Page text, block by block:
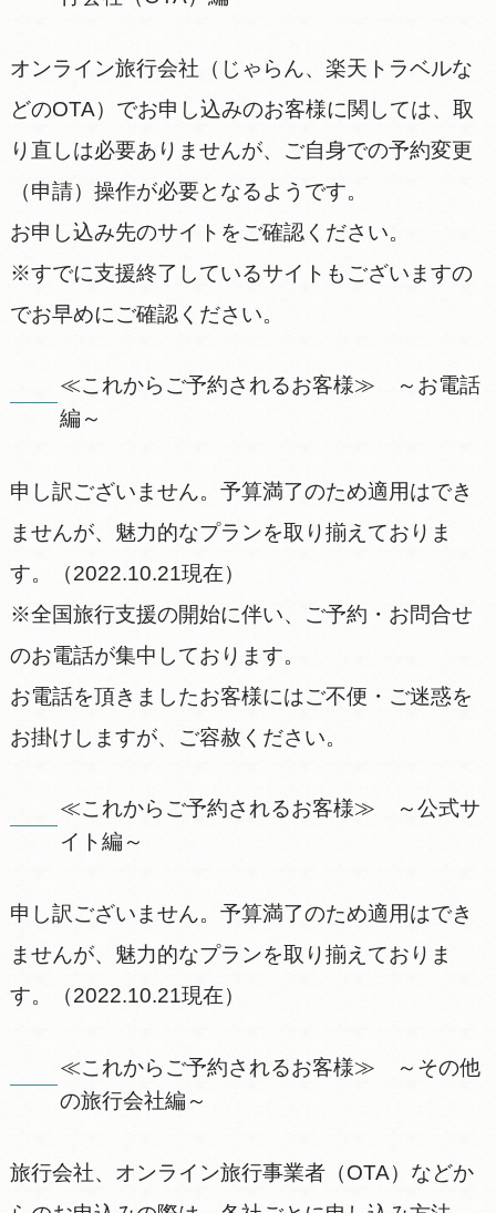
オンライン旅行会社（じゃらん、楽天トラベルな
どのOTA）でお申し込みのお客様に関しては、取
り直しは必要ありませんが、ご自身での予約変更
（申請）操作が必要となるようです。
お申し込み先のサイトをご確認ください。
※すでに支援終了しているサイトもございますの
でお早めにご確認ください。
≪これからご予約されるお客様≫ ～お電話
編～
申し訳ございません。予算満了のため適用はでき
ませんが、魅力的なプランを取り揃えておりま
す。（2022.10.21現在）
※全国旅行支援の開始に伴い、ご予約・お問合せ
のお電話が集中しております。
お電話を頂きましたお客様にはご不便・ご迷惑を
お掛けしますが、ご容赦ください。
≪これからご予約されるお客様≫ ～公式サ
イト編～
申し訳ございません。予算満了のため適用はでき
ませんが、魅力的なプランを取り揃えておりま
す。（2022.10.21現在）
≪これからご予約されるお客様≫ ～その他
の旅行会社編～
旅行会社、オンライン旅行事業者（OTA）などか